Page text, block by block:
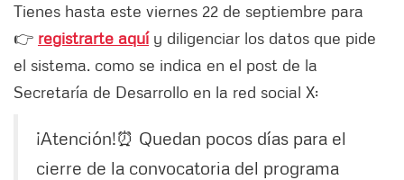
Tienes hasta este viernes 22 de septiembre para
👉 registrarte aquíy diligenciar los datos que pide
el sistema. como se indica en el post de la
Secretaría de Desarrollo en la red social X:
¡Atención!⏰ Quedan pocos días para el
cierre de la convocatoria del programa